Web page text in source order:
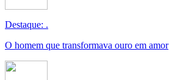
Destaque: .
O homem que transformava ouro em amor